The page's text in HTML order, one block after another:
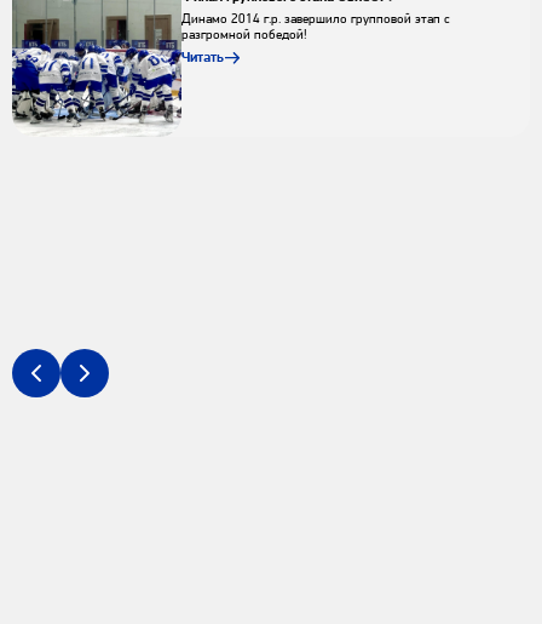
Динамо 2014 г.р. завершило групповой этап с
разгромной победой!
Читать